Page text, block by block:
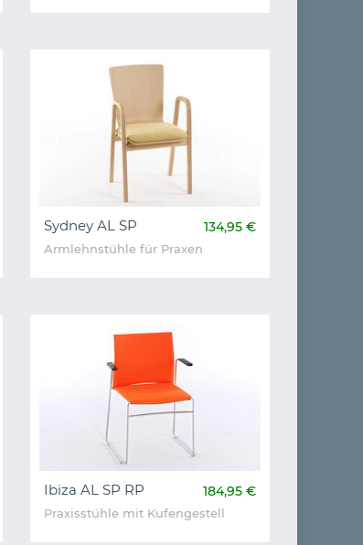
Sydney AL SP 134,95 €
Armlehnstühle für Praxen
Ibiza AL SP RP 184,95 €
Praxisstühle mit Kufengestell